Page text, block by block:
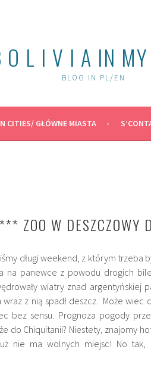
O L I V I A IN MY
BLOG IN PL/EN
CITIES/ GŁÓWNE MIASTA
ZOO W DESZCZOWY
długi weekend, z którym trzeba
na panewce z powodu drogich
wiatry znad argentyńskiej
z nią spadł deszcz. Może wiec
bez sensu. Prognoza pogody
do Chiquitanii? Niestety, znajomy
nie ma wolnych miejsc! No tak,